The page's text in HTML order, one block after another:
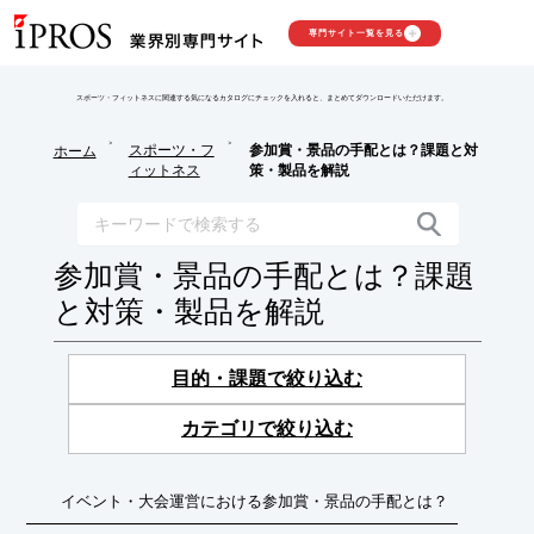
専門サイト一覧を見る
スポーツ・フィットネスに関連する気になるカタログにチェックを入れると、まとめてダウンロードいただけます。
ホーム
>
スポーツ・フ
ィットネス
>
参加賞・景品の手配とは？課題と対
策・製品を解説
参加賞・景品の手配とは？課題
と対策・製品を解説
目的・課題で絞り込む
カテゴリで絞り込む
イベント・大会運営における参加賞・景品の手配とは？